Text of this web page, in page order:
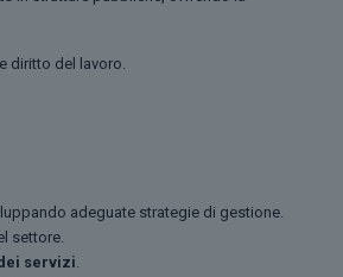
diritto del lavoro.
adeguate strategie di gestione.
settore.
servizi.